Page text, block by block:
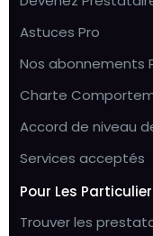
Astuces Pro
Nos abonnements
Charte
Accord de niveau
Services acceptés
Pour Les
Trouver les